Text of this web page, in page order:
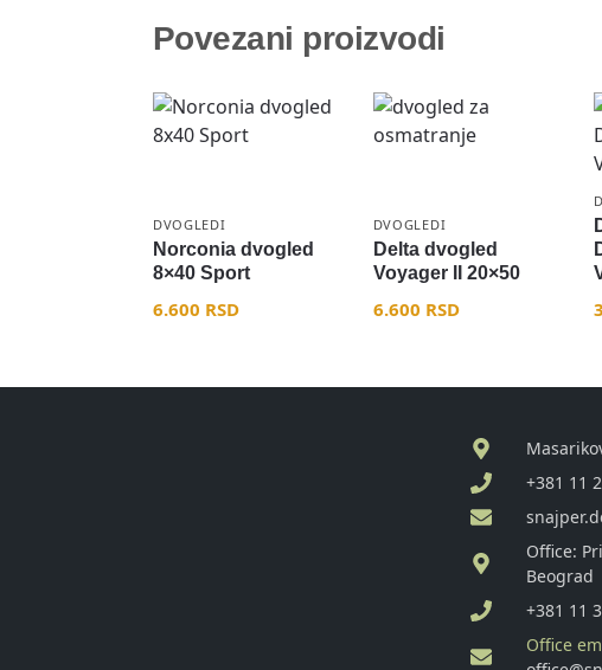
Povezani proizvodi
DVOGLEDI
Norconia dvogled
8×40 Sport
6.600 RSD
DVOGLEDI
Delta dvogled
Voyager II 20×50
6.600 RSD
+381 11
Office:
Beograd
+381 11
Office